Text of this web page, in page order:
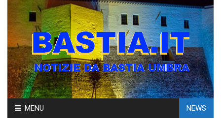
Skip
to
MENU NEWS